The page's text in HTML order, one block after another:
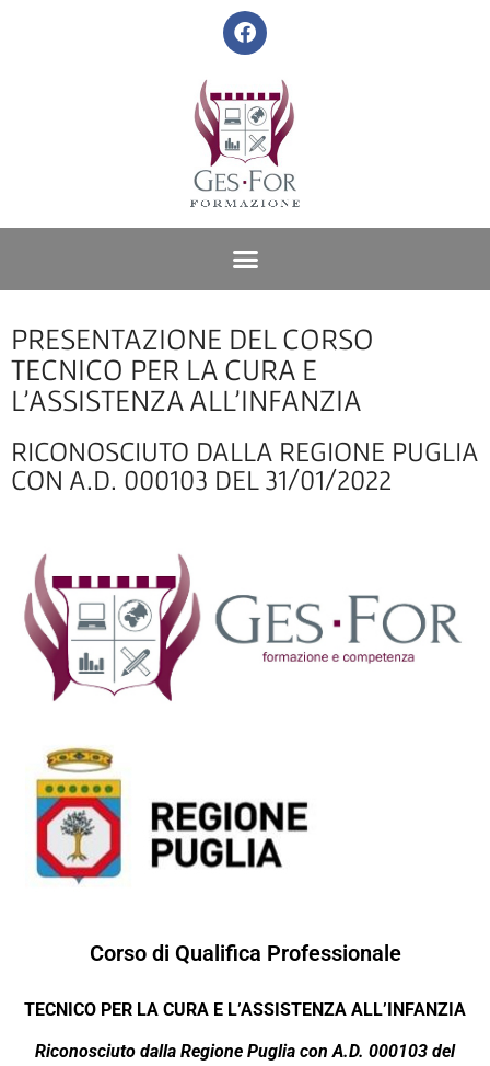
PRESENTAZIONE DEL CORSO
TECNICO PER LA CURA E
L’ASSISTENZA ALL’INFANZIA
RICONOSCIUTO DALLA REGIONE PUGLIA
CON A.D. 000103 DEL 31/01/2022
Corso di Qualifica Professionale
TECNICO PER LA CURA E L’ASSISTENZA ALL’INFANZIA
Riconosciuto dalla Regione Puglia con A.D. 000103 del